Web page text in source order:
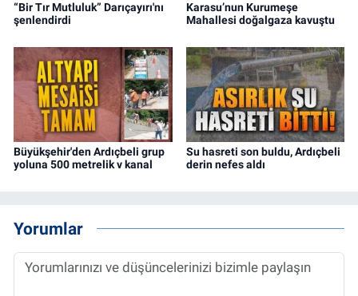
“Bir Tır Mutluluk” Darıçayırı'nı
şenlendirdi
Karasu’nun Kurumeşe
Mahallesi doğalgaza kavuştu
Büyükşehir'den Ardıçbeli grup
yoluna 500 metrelik v kanal
Su hasreti son buldu, Ardıçbeli
derin nefes aldı
Yorumlar